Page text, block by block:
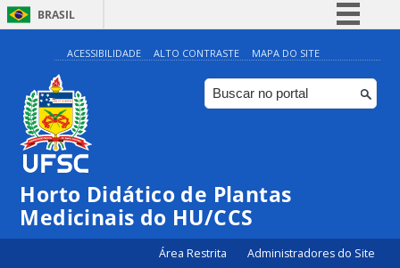
BRASIL
Simplifique!
Comunica BR
Participe
Canais
ACESSIBILIDADE ALTO CONTRASTE MAPA DO SITE
Horto Didático de Plantas
Medicinais do HU/CCS
Área Restrita Administradores do Site